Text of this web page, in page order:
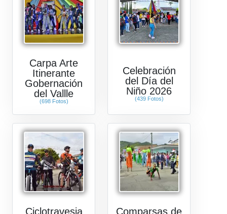
Carpa Arte
Itinerante
Gobernación
del Vallle
(698 Fotos)
Celebración
del Día del
Niño 2026
(439 Fotos)
Ciclotravesia
Comparsas de